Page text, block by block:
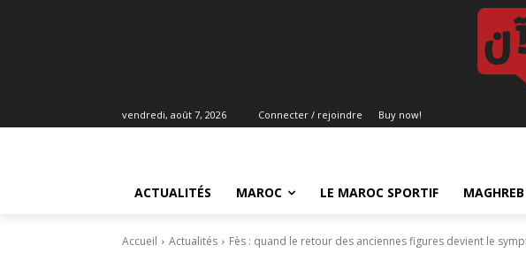
vendredi, août 7, 2026 Connecter / rejoindre Buy now!
ACTUALITÉS MAROC LE MAROC SPORTIF
Accueil Actualités Fès : quand le retour des anciennes figures devient le